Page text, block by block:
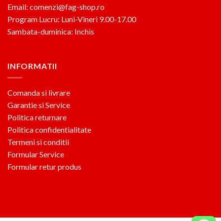
Email: comenzi@fag-shop.ro
Program Lucru: Luni-Vineri 9.00-17.00
Sambata-duminica: Inchis
INFORMATII
Comanda si livrare
Garantie si Service
Politica returnare
Politica confidentialitate
Termeni si conditii
Formular Service
Formular retur produs